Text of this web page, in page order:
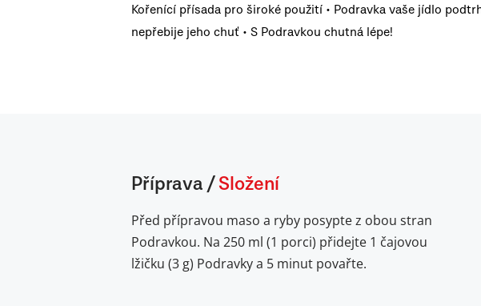
Kořenící přísada pro široké použití • Podravka vaše jídlo
nepřebije jeho chuť • S Podravkou chutná lépe!
Příprava / Složení
Před přípravou maso a ryby posypte z obou stran
Podravkou. Na 250 ml (1 porci) přidejte 1 čajovou
lžičku (3 g) Podravky a 5 minut povařte.